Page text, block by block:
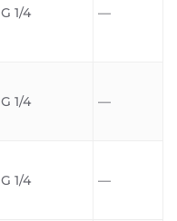
G 1/4 —
G 1/4 —
G 1/4 —